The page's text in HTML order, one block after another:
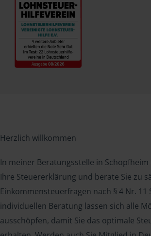
Herzlich willkommen
In meiner Beratungsstelle in
Ihre Steuererklärung und berate Sie zu
Einkommensteuerfragen nach § 4 Nr. 11
individuellen Beratung lassen sich alle
ausschöpfen, damit Sie das optimale